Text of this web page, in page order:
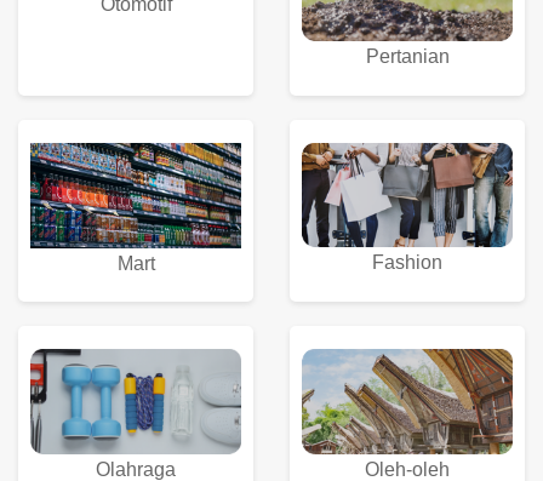
Otomotif
Pertanian
Mart Fashion
Olahraga Oleh-oleh